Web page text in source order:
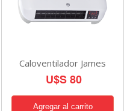
Caloventilador James
U$S 80